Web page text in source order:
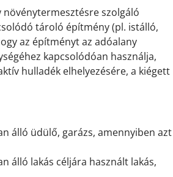
szolgáló
tároló építmény (pl. istálló,
az építményt az adóalany
kapcsolódóan használja,
hulladék elhelyezésére, a kiégett
álló üdülő, garázs, amennyiben azt
álló lakás céljára használt lakás,